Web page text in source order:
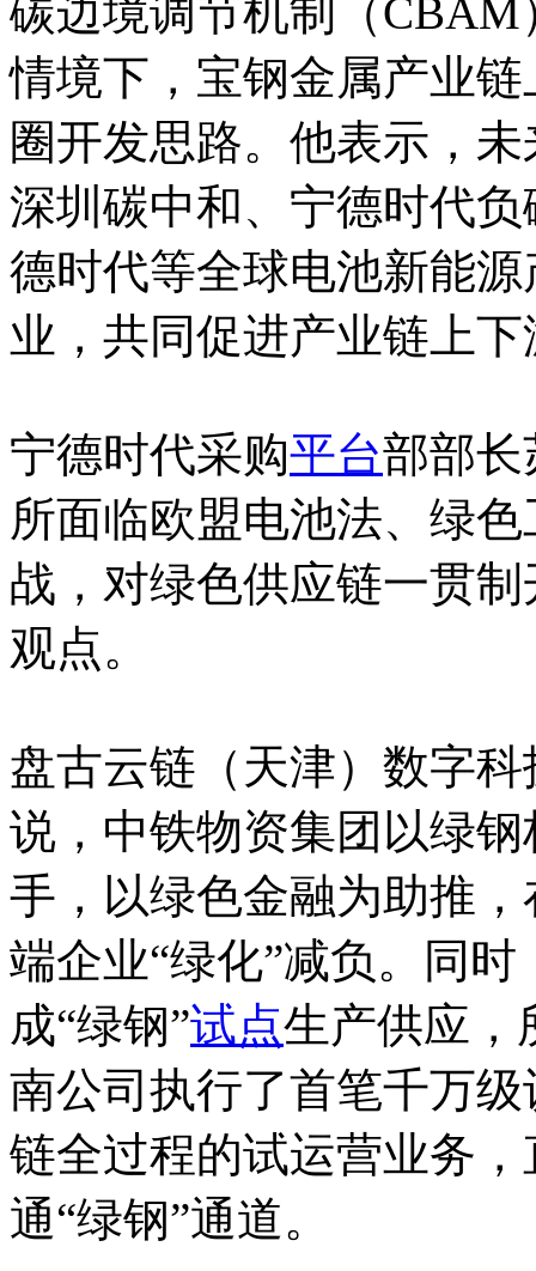
碳边境调节机制（
情境下，宝钢金属产业
圈开发思路。他表示，
深圳碳中和、宁德时代
德时代等全球电池新能
业，共同促进产业链上
宁德时代采购平台部部长
所面临欧盟电池法、绿
战，对绿色供应链一贯
观点。
盘古云链（天津）数字
说，中铁物资集团以绿
手，以绿色金融为助推
端企业“绿化”减负。同
成“绿钢”试点生产供应，
南公司执行了首笔千万
链全过程的试运营业务
通“绿钢”通道。